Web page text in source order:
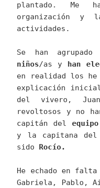
plantado. Me
organización y
actividades.
Se han
niños/as y han
en realidad los he
explicación inicial
del vivero,
revoltosos y no
capitán del
y la capitana
sido Rocío.
He echado en
Gabriela, Pablo,